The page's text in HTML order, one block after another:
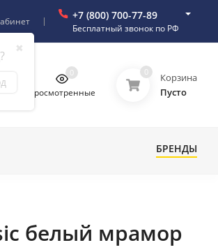
✖
+7 (800) 700-77-89
Бесплатный звонок по РФ
Просмотренные
0 0
Корзина
Пусто
БРЕНДЫ
белый мрамор